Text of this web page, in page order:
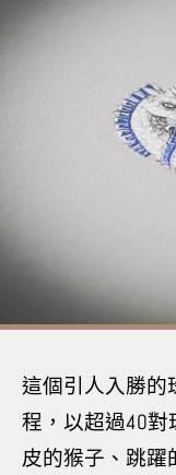
這個引人入勝的
程，以超過40
皮的猴子、跳躍